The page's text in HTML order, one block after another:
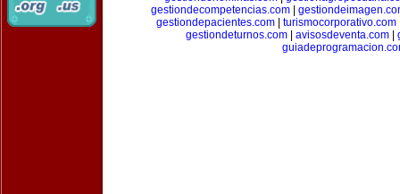
gestiondecompetencias.com|
gestiondepacientes.com| turismocorporativo.com
gestiondeturnos.com| avisosdeventa.com|